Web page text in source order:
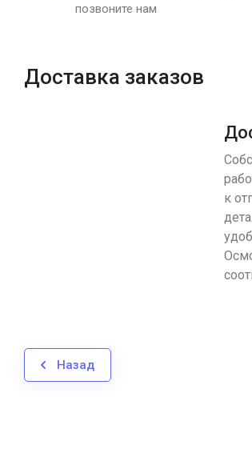
позвоните нам
Доставка заказов
к
Назад